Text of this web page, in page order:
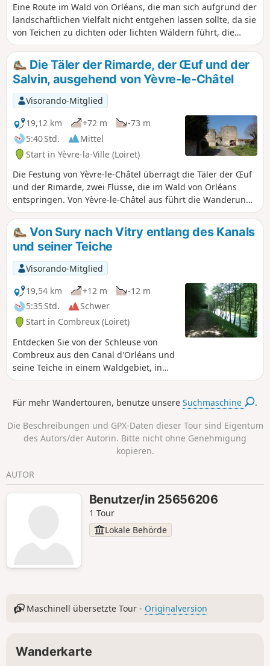
Eine Route im Wald von Orléans, die man sich aufgrund der
landschaftlichen Vielfalt nicht entgehen lassen sollte, da sie
von Teichen zu dichten oder lichten Wäldern führt, die
bevorzugte Lebensräume für Wildtiere sind. Der weitläufige
Étang de la Vallée, der ursprünglich zur Speisung des Canal
d'Orléans angelegt wurde, hat sich mit seinem
Wassersportzentrum, seinen zum Angeln einladenden
Ufern und seinen Spazierwegen zu einem beliebten
Erholungsort entwickelt.
Die Täler der Rimarde, der Œuf und der
Salvin, ausgehend von Yèvre-le-Châtel
Visorando-Mitglied
19,12 km
+72 m
-73 m
5:40 Std.
Mittel
Start in Yèvre-la-Ville (Loiret)
Die Festung von Yèvre-le-Châtel überragt die Täler der Œuf
und der Rimarde, zwei Flüsse, die im Wald von Orléans
entspringen. Von Yèvre-le-Châtel aus führt die Wanderung
auf Wegen durch den breiten Grüngürtel, der die drei
Flüsse begleitet.
Von Sury nach Vitry entlang des Kanals
und seiner Teiche
Visorando-Mitglied
19,54 km
+12 m
-12 m
5:35 Std.
Schwer
Start in Combreux (Loiret)
Entdecken Sie von der Schleuse von
Combreux aus den Canal d'Orléans und
seine Teiche in einem Waldgebiet, in
dem Sie eine reiche und vielfältige
Wegesrand beobachten lässt. Seien Sie
sich ruhig und aufmerksam, um diesen
Anblick genießen zu können. Verlassen
Sie sich nicht mehr auf die Fotos mit
dem Treidelpfad. Dieser wurde durch
den Radweg ersetzt. Die Wanderung
verliert dadurch etwas an Charme,
bleibt aber dennoch sehr angenehm.
Für mehr Wandertouren, benutze unsereSuchmaschine .
Die Beschreibungen und GPX-Daten dieser Tour sind Eigentum
des Autors/der Autorin. Bitte nicht ohne Genehmigung
kopieren.
AUTOR
Benutzer/in 25656206
1 Tour
Lokale Behörde
Maschinell übersetzte Tour - Originalversion
Wanderkarte